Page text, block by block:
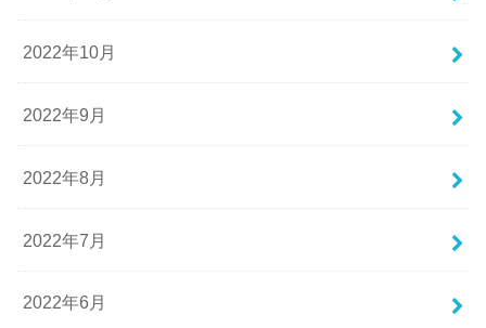
2022年10月
2022年9月
2022年8月
2022年7月
2022年6月